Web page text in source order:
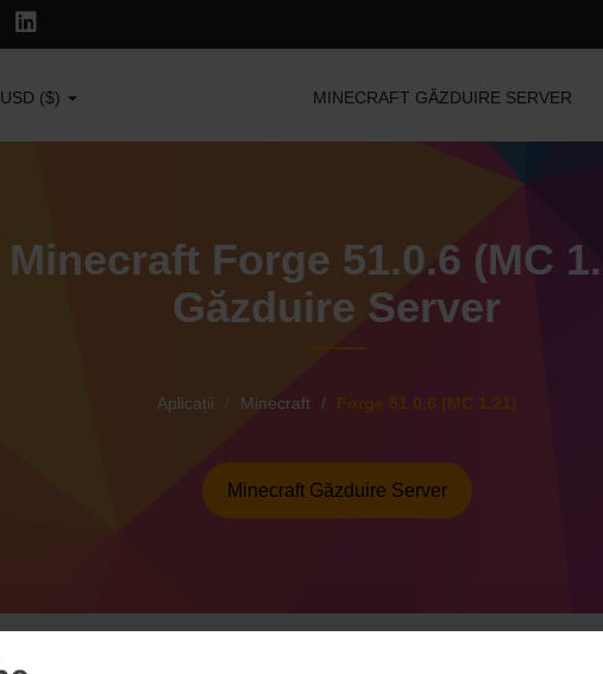
USD ($) MINECRAFT GĂZDUIRE SERVER
Minecraft Forge 51.0.6 (MC
Găzduire Server
Aplicații Minecraft Forge 51.0.6 (MC 1.21)
Minecraft Găzduire Server